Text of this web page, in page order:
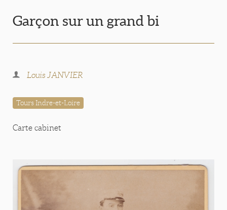
Garçon sur un grand bi
Louis JANVIER
Tours Indre-et-Loire
Carte cabinet